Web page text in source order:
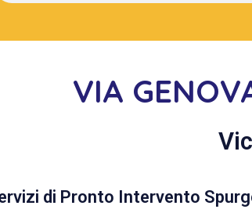
VIA
di Pronto Intervento